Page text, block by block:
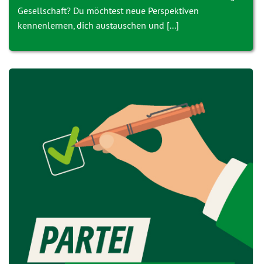
Gesellschaft? Du möchtest neue Perspektiven
kennenlernen, dich austauschen und [...]